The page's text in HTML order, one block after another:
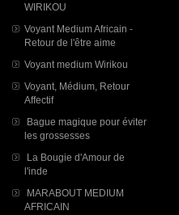
WIRIKOU
Voyant Medium Africain -
Retour de l'être aime
Voyant medium Wirikou
Voyant, Médium, Retour
Affectif
Bague magique pour éviter
les grossesses
La Bougie d'Amour de
l'inde
MARABOUT MEDIUM
AFRICAIN